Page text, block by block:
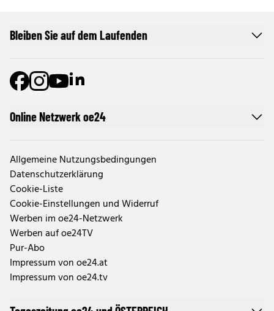
Online Netzwerk oe24
Allgemeine Nutzungsbedingungen
Datenschutzerklärung
Cookie-Liste
Cookie-Einstellungen und Widerruf
Werben im oe24-Netzwerk
Werben auf oe24TV
Pur-Abo
Impressum von oe24.at
Impressum von oe24.tv
Bleiben Sie auf dem Laufenden